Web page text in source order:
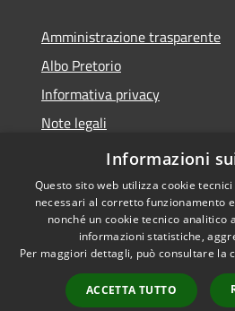
Amministrazione trasparente
Albo Pretorio
Informativa privacy
Note legali
Dichiarazione di accessibilità
Accessibility
Informazioni
Questo sito web utilizza cookie
necessari al corretto funzionamento
nonché un cookie tecnico analitico
informazioni statistiche,
Per maggiori dettagli, può consultare la
ACCETTA TUTTO